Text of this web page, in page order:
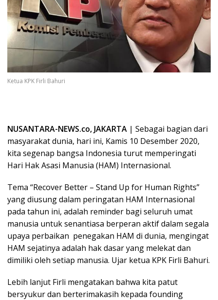
Ketua KPK Firli Bahuri
NUSANTARA-NEWS.co, JAKARTA | Sebagai bagian dari
masyarakat dunia, hari ini, Kamis 10 Desember 2020,
kita segenap bangsa Indonesia turut memperingati
Hari Hak Asasi Manusia (HAM) Internasional.
Tema “Recover Better – Stand Up for Human Rights”
yang diusung dalam peringatan HAM Internasional
pada tahun ini, adalah reminder bagi seluruh umat
manusia untuk senantiasa berperan aktif dalam segala
upaya perbaikan penegakan HAM di dunia, mengingat
HAM sejatinya adalah hak dasar yang melekat dan
dimiliki oleh setiap manusia. Ujar ketua KPK Firli Bahuri.
Lebih lanjut Firli mengatakan bahwa kita patut
bersyukur dan berterimakasih kepada founding